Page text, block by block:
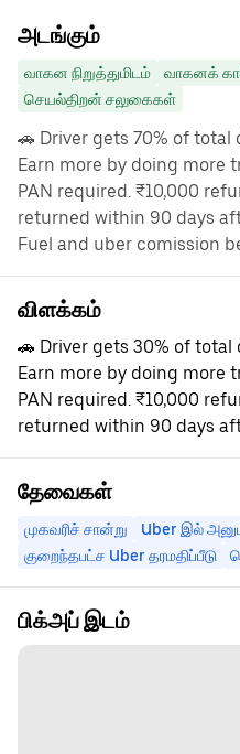
அடங்கும்
வாகன நிறுத்துமிடம் வாகனக்
செயல்திறன் சலுகைகள்
🚗 Driver gets 70% of
Earn more by doing more
PAN required. ₹10,000
returned within 90 days
Fuel and uber comission
விளக்கம்
🚗 Driver gets 30% of
Earn more by doing more
PAN required. ₹10,000
returned within 90 days
தேவைகள்
முகவரிச் சான்று
Uber இல்
குறைந்தபட்ச Uber தரமதிப்பீடு
பிக்அப் இடம்